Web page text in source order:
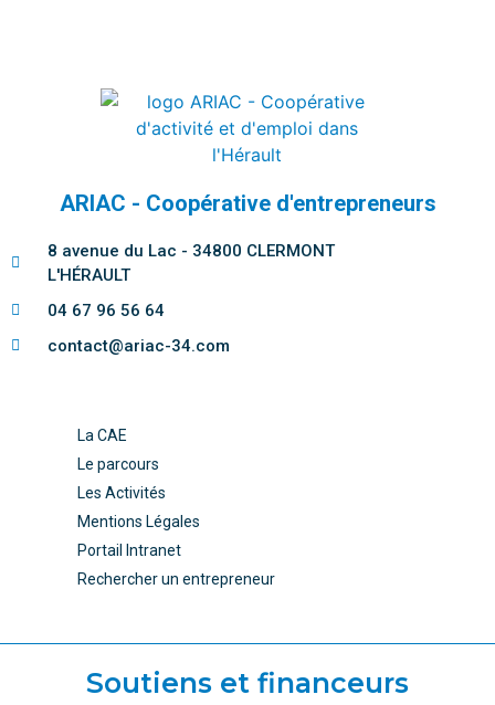
ARIAC - Coopérative d'entrepreneurs
8 avenue du Lac - 34800 CLERMONT
L'HÉRAULT
04 67 96 56 64
contact@ariac-34.com
La CAE
Le parcours
Les Activités
Mentions Légales
Portail Intranet
Rechercher un entrepreneur
Soutiens et financeurs